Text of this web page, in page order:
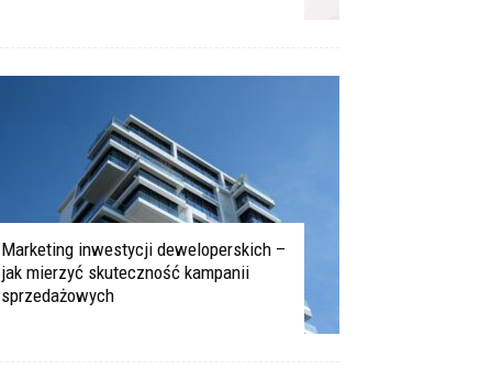
Marketing inwestycji deweloperskich –
jak mierzyć skuteczność kampanii
sprzedażowych